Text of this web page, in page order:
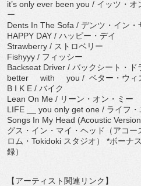
it’s only ever been you / イッツ・
ー
Dents In The Sofa / デンツ・イン・
HAPPY DAY / ハッピー・デイ
Strawberry / ストロベリー
Fishyyy / フィッシー
Backseat Driver / バックシート・ド
better with you / ベター・ウィ
B I K E / バイク
Lean On Me / リーン・オン・ミー
LIFE __ you only get one / ライフ
Songs In My Head (Acoustic
グス・イン・マイ・ヘッド（アコー
ロム・Tokidoki スタジオ） *ボーナ
録）
【アーティスト関連リンク】